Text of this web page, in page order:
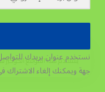
يستخدم هذا الموقع الكوكيز
نستخدم عنوان بريدك
جهةويمكنك إلغاء